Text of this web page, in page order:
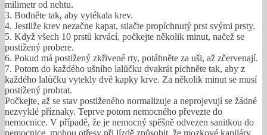
milimetr od nehtu.
3. Bodněte tak, aby vytékala krev.
4. Jestliže krev nezačne kapat, stlačte propíchnutý prst svými prsty.
5. Když všech 10 prstů krvácí, počkejte několik minut, načež se
postižený probere.
6. Pokud má postižený zkřivené rty, potáhněte za uši, až zčervenají.
7. Potom do každého ušního lalůčku dvakrát píchněte tak, aby z
každého lalůčku vytekly dvě kapky krve. Za několik minut se musí
postižený probrat.
Počkejte, až se stav postiženého normalizuje a neprojevují se žádné
nezvyklé příznaky. Teprve potom nemocného převezte do
nemocnice. V případě, že je nemocný spěšně odvezen sanitkou do
nemocnice, mohou otřesy při jízdě způsobit, že mozkové kapiláry